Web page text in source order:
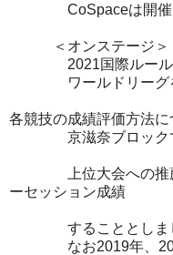
CoSpaceは開催し
＜オンステージ＞
2021国際ルールに
ワールドリーグを
各競技の成績評価方法に
京滋奈ブロックで
上位大会への推薦
ーセッション成績
の総合
することとしまし
なお2019年、2020